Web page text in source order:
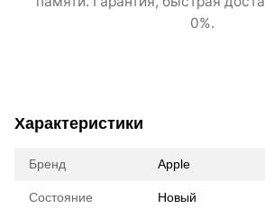
0%.
Характеристики
Бренд Apple
Состояние Новый